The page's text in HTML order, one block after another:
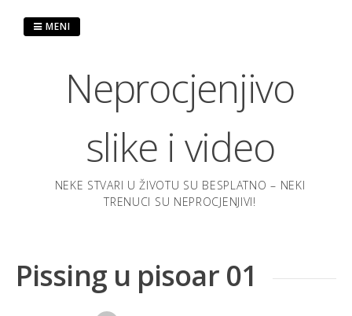
Neprocjenjivo
slike i video
NEKE STVARI U ŽIVOTU SU BESPLATNO – NEKI
TRENUCI SU NEPROCJENJIVI!
MENI
Pissing u pisoar 01